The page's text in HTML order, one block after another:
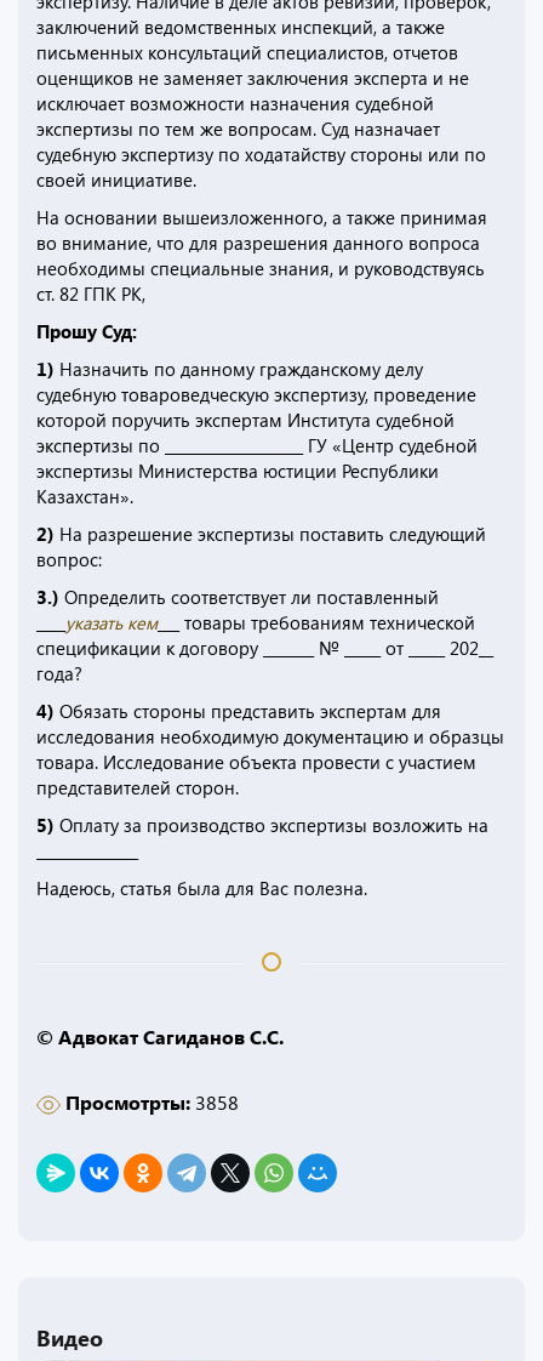
заключений ведомственных инспекций, а также
письменных консультаций специалистов, отчетов
оценщиков не заменяет заключения эксперта и не
исключает возможности назначения судебной
экспертизы по тем же вопросам. Суд назначает
судебную экспертизу по ходатайству стороны или по
своей инициативе.
На основании вышеизложенного, а также принимая
во внимание, что для разрешения данного вопроса
необходимы специальные знания, и руководствуясь
ст. 82 ГПК РК,
Прошу Суд:
1) Назначить по данному гражданскому делу
судебную товароведческую экспертизу, проведение
которой поручить экспертам Института судебной
экспертизы по ___________________ ГУ «Центр судебной
экспертизы Министерства юстиции Республики
Казахстан».
2) На разрешение экспертизы поставить следующий
вопрос:
3.) Определить соответствует ли поставленный
указать кем___ товары требованиям технической
спецификации к договору _______ № _____ от _____ 202__
года?
4) Обязать стороны представить экспертам для
исследования необходимую документацию и образцы
товара. Исследование объекта провести с участием
представителей сторон.
5) Оплату за производство экспертизы возложить на
Надеюсь, статья была для Вас полезна.
© Адвокат Сагиданов С.С.
Просмотрты: 3858
Видео